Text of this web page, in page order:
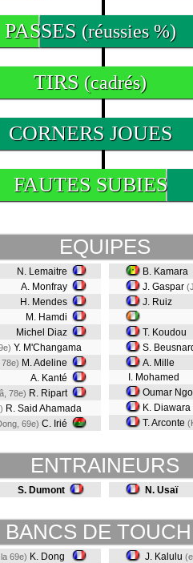
PASSES (réussies %)
TIRS (cadrés)
CORNERS JOUES
FAUTES SUBIES
EQUIPES
N. Lemaitre
A. Monfray
H. Mendes
M. Hamdi
Michel Diaz
Y. M'Changama
M. Adeline
A. Kanté
78e) R. Ripart
R. Said Ahamada
69e) C. Irié
B. Kamara
J. Gaspar
J. Ruiz
T. Koudou
S.
A. Mille
I. Mohamed
Oumar
K. Diawara
T. Arconte
ENTRAINEURS
S. Dumont N. Usaï
BANCS DE
69e) K. Dong J. Kalulu